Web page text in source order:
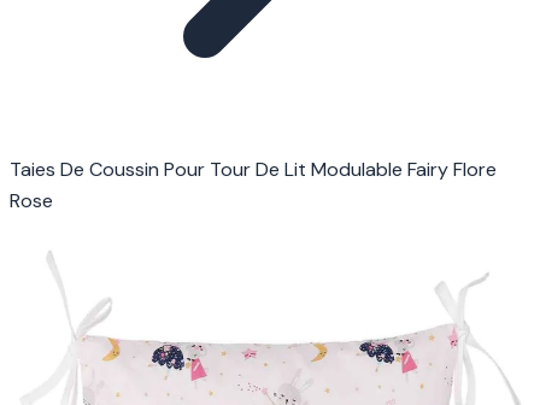
Taies De Coussin Pour Tour De Lit Modulable Fairy Flore
Rose